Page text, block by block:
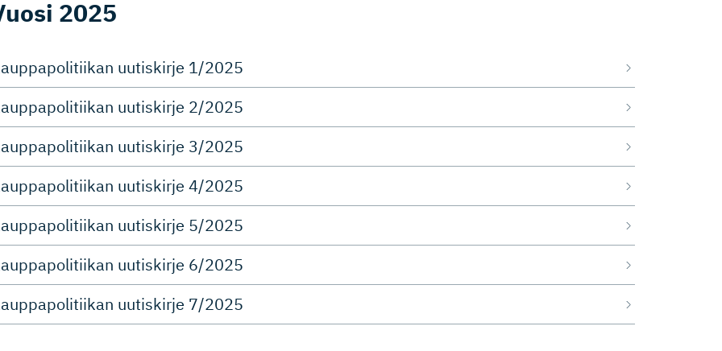
2025
uutiskirje 1/2025
uutiskirje 2/2025
uutiskirje 3/2025
uutiskirje 4/2025
uutiskirje 5/2025
uutiskirje 6/2025
uutiskirje 7/2025